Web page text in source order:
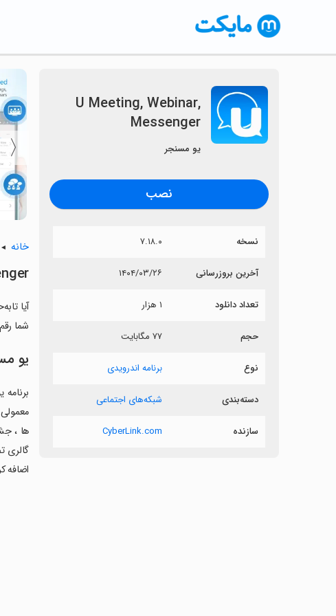
U Meeting, Webinar,
Messenger
یو مسنجر
نصب
نسخه ۷.۱۸.۰
آخرین بروزرسانی ۱۴۰۴/۰۳/۲۶
تعداد دانلود ۱ هزار
حجم ۷۷ مگابایت
نوع برنامه اندرویدی
دسته‌بندی شبکه‌های اجتماعی
سازنده CyberLink.com
〈
خانه
شما
یو
ها ،
گالری
اضافه